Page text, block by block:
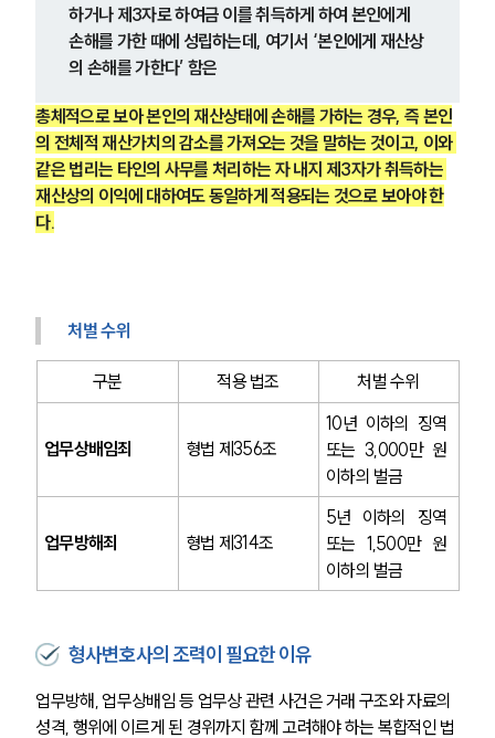
그룹소개
그룹소개
오시는 길
글로벌 파트너 로펌
고객의 소리
통합검색
AI대륜
하거나 제3자로 하여금 이를 취득하게 하여 본인에게
손해를 가한 때에 성립하는데, 여기서 ‘본인에게 재산상
의 손해를 가한다’ 함은
총체적으로 보아 본인의 재산상태에 손해를 가하는 경우, 즉 본인
의 전체적 재산가치의 감소를 가져오는 것을 말하는 것이고, 이와
같은 법리는 타인의 사무를 처리하는 자 내지 제3자가 취득하는
재산상의 이익에 대하여도 동일하게 적용되는 것으로 보아야 한
다.
처벌 수위
구분 적용 법조 처벌 수위
업무상배임죄 형법 제356조
10년 이하의 징역
또는 3,000만 원
이하의 벌금
업무방해죄 형법 제314조
5년 이하의 징역
또는 1,500만 원
이하의 벌금
형사변호사의 조력이 필요한 이유
업무방해, 업무상배임 등 업무상 관련 사건은 거래 구조와 자료의
성격, 행위에 이르게 된 경위까지 함께 고려해야 하는 복합적인 법